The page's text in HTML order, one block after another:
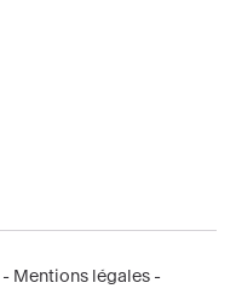
Mentions légales